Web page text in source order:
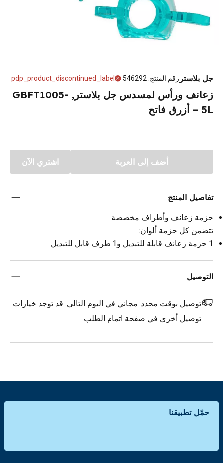
جل بلاستر رقم المنتج:
546292
pdp_product_discontinued_label
زعانف ورأس لمسدس جل بلاستر, GBFT1005-
5L – أزرق فاتح
أضف إلى العربة اشتري الآن
تفاصيل المنتج
حزمة زعانف وأطراف مخصصة
تتضمن كل حزمة ألوان:
1 حزمة زعانف قابلة للتبديل و1 طرف قابل للتبديل
التوصيل
توصيل بوقت محدد: مجاني في اليوم التالي. قد توجد خيارات
توصيل أخرى في صفحة اتمام الطلب.
حمّل تطبيقنا